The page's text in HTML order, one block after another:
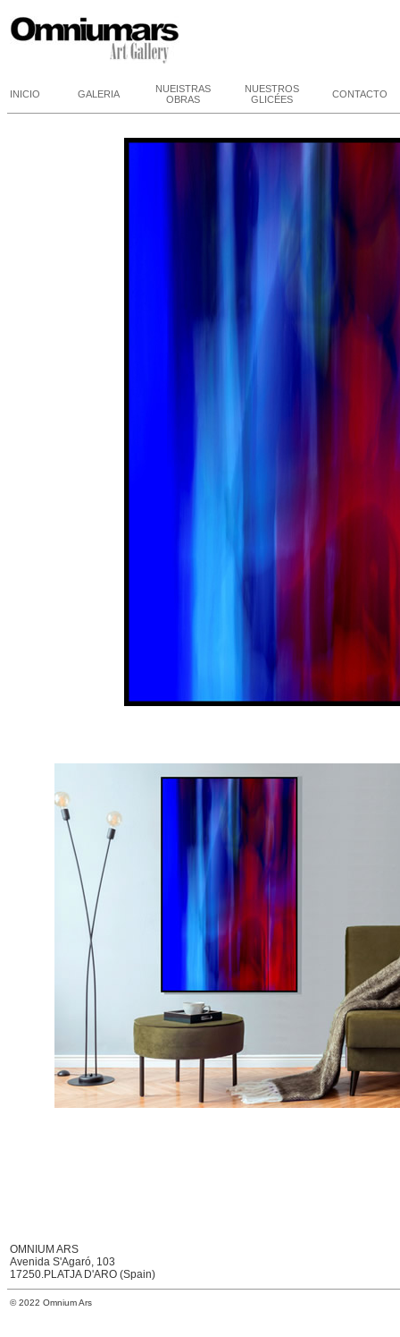
INICIO GALERIA
NUEISTRAS
OBRAS
NUESTROS
GLICÉES
CONTACTO
OMNIUM ARS
Avenida S'Agaró, 103
17250.PLATJA D'ARO (Spain)
© 2022 Omnium Ars